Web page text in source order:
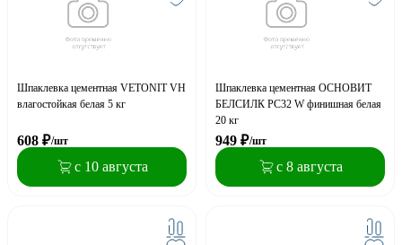
Шпаклевка цементная VETONIT VH
влагостойкая белая 5 кг
608 ₽/шт
с 10 августа
Шпаклевка цементная ОСНОВИТ
БЕЛСИЛК PC32 W финишная белая
20 кг
949 ₽/шт
с 8 августа